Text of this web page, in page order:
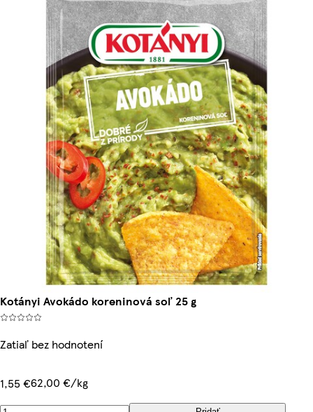
Kotányi Avokádo koreninová soľ 25 g
Zatiaľ bez hodnotení
1,55 €62,00 €/kg